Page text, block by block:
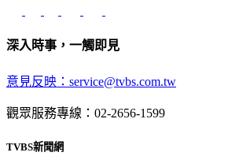
深入時事，一觸即見
意見反映：service@tvbs.com.tw
觀眾服務專線：02-2656-1599
TVBS新聞網